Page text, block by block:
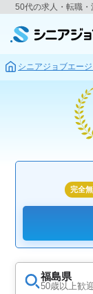
50代の求人・転職
シニアジョブエージ
完全
福島県
50歳以上歓